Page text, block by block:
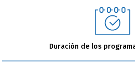
Duración de los